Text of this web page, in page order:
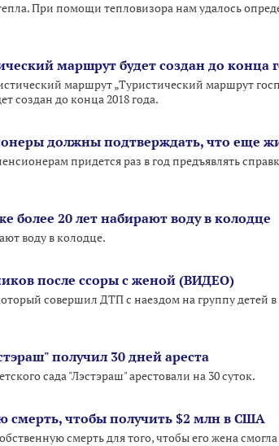
При помощи тепловизора нам удалось
маршрут будет создан до конца
маршрут „Туристический маршрут
создан до конца 2018 года.
должны подтверждать, что еще
придется раз в год предъявлять
более 20 лет набирают воду в колодце
воду в колодце.
после ссоры с женой (ВИДЕО)
совершил ДТП с наездом на группу детей в
получил 30 дней ареста
сада "Лэстэраш" арестовали на 30 суток.
чтобы получить $2 млн в США
смерть для того, чтобы его жена